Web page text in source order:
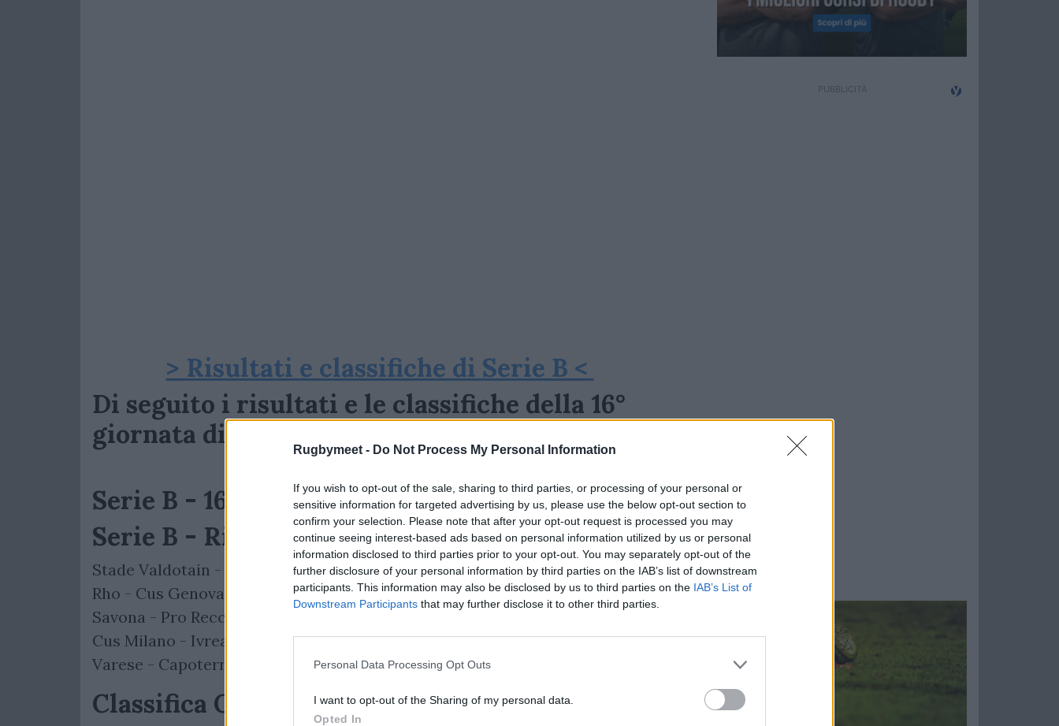
Rugbymeet - Do Not Process My Personal Information
If you wish to opt-out of the sale, sharing to third parties, or processing of your personal or
sensitive information for targeted advertising by us, please use the below opt-out section to
confirm your selection. Please note that after your opt-out request is processed you may
continue seeing interest-based ads based on personal information utilized by us or personal
information disclosed to third parties prior to your opt-out. You may separately opt-out of the
further disclosure of your personal information by third parties on the IAB’s list of downstream
participants. This information may also be disclosed by us to third parties on the IAB’s List of
Downstream Participants that may further disclose it to other third parties.
Personal Data Processing Opt Outs
I want to opt-out of the Sharing of my personal data.
Opted In
> Risultati e classifiche di Serie B <
Di seguito i risultati e le classifiche della 16°
giornata di Serie B:
Serie B - 16° giornata
Serie B - Risultati Girone 1
Stade Valdotain - Cernusco 28-22
Rho - Cus Genova 29-30
Savona - Pro Recco 17-22
Cus Milano - Ivrea 24-19
Varese - Capoterra 34-33
Classifica Girone 1